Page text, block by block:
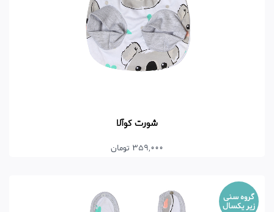
شورت کوآلا
359,000 تومان
گروه سنی
زیر یکسال